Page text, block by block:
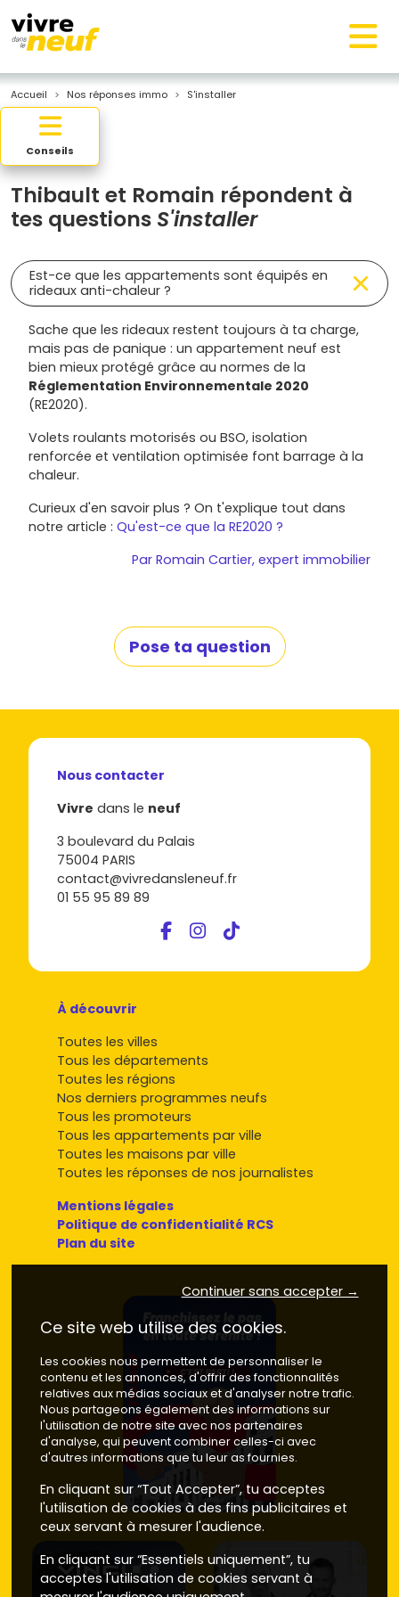
Accueil Nos réponses immo S'installer
Thibault et Romain répondent à
tes questions S'installer
Est-ce que les appartements sont équipés en
rideaux anti-chaleur ?
Sache que les rideaux restent toujours à ta charge,
mais pas de panique : un appartement neuf est
bien mieux protégé grâce au normes de la
Réglementation Environnementale 2020
(RE2020).
Volets roulants motorisés ou BSO, isolation
renforcée et ventilation optimisée font barrage à la
chaleur.
Curieux d'en savoir plus ? On t'explique tout dans
notre article : Qu'est-ce que la RE2020 ?
Par Romain Cartier, expert immobilier
Pose ta question
Conseils
Nous contacter
Vivre dans le neuf
3 boulevard du Palais
75004 PARIS
contact@vivredansleneuf.fr
01 55 95 89 89
À découvrir
Toutes les villes
Tous les départements
Toutes les régions
Nos derniers programmes neufs
Tous les promoteurs
Tous les appartements par ville
Toutes les maisons par ville
Toutes les réponses de nos journalistes
Mentions légales
Politique de confidentialité RCS
Plan du site
Continuer sans accepter →
Ce site web utilise des cookies.
Les cookies nous permettent de personnaliser le
contenu et les annonces, d'offrir des fonctionnalités
relatives aux médias sociaux et d'analyser notre trafic.
Nous partageons également des informations sur
l'utilisation de notre site avec nos partenaires
d'analyse, qui peuvent combiner celles-ci avec
d'autres informations que tu leur as fournies.
En cliquant sur “Tout Accepter”, tu acceptes
l'utilisation de cookies à des fins publicitaires et
ceux servant à mesurer l'audience.
En cliquant sur “Essentiels uniquement”, tu
acceptes l'utilisation de cookies servant à